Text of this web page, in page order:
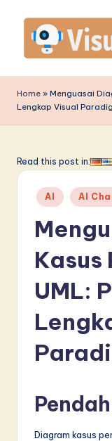
content
is
u
li
A
si
Home » Menguasai
Lengkap Visual
Read this post in:
Posted
in
AI AI
Kasus
UML:
Diagram kasus